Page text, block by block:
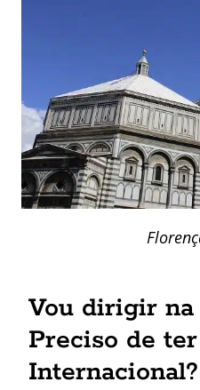
Vou dirigir na
Preciso de
Internacional?